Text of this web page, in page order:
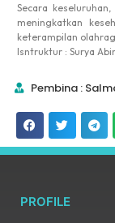
Secara
meningkatkan
keterampilan
Isntruktur : Surya
Pembina :
PROFILE